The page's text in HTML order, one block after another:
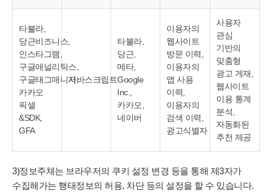
타불라,
당근비즈니스,
인스타그램,
구글애널리틱스,
구글태그매니저,
카카오
픽셀
&SDK,
GFA
자바스크립트
타불라,
당근,
메타,
Google
Inc.,
카카오,
네이버
이용자의
웹사이트
방문 이력,
이용자의
앱 사용
이력,
이용자의
검색 이력,
광고식별자
사용자
관심
기반의
맞춤형
광고 게재,
웹사이트
이용 통계
분석,
자동화된
추천 제공
3)정보주체는 브라우저의 쿠키 설정 변경 등을 통해 제3자가
수집해가는 행태정보의 허용, 차단 등의 설정을 할 수 있습니다.